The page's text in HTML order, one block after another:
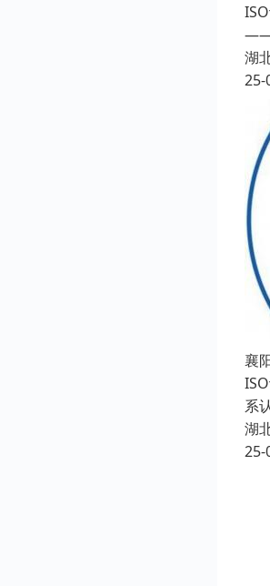
湖
25-
襄
系
湖
25-